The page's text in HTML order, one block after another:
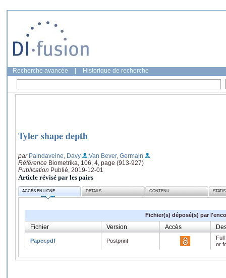
Recherche avancée Historique de recherche
Tyler shape depth
par Paindaveine, Davy
;Van Bever, Germain
Référence Biometrika, 106, 4, page (913-927)
Publication Publié, 2019-12-01
Article révisé par les pairs
ACCÈS EN LIGNE DÉTAILS CONTENU
Fichier(s) déposé(s) par
Fichier Version Accès
Paper.pdf Postprint
or